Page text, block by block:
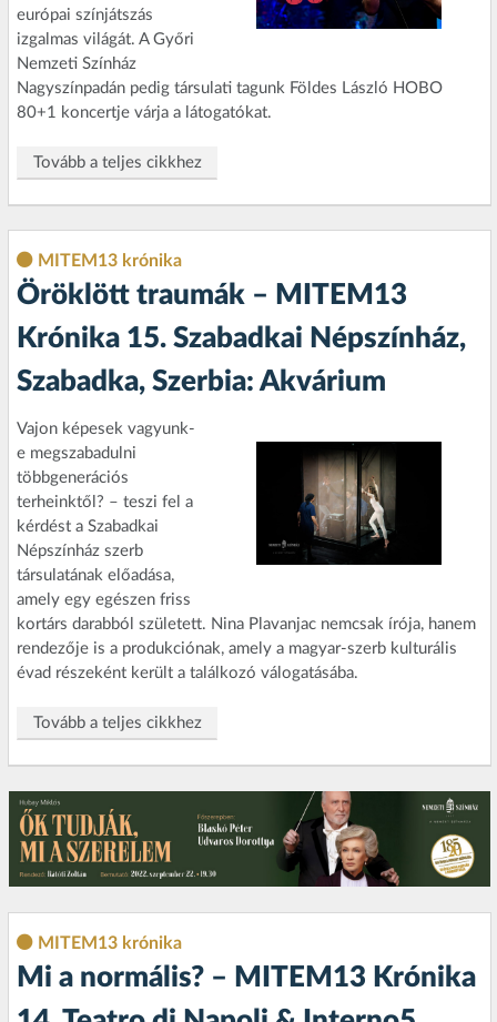
európai színjátszás
izgalmas világát. A Győri
Nemzeti Színház
Nagyszínpadán pedig társulati tagunk Földes László HOBO
80+1 koncertje várja a látogatókat.
Tovább a teljes cikkhez
MITEM13 krónika
Öröklött traumák – MITEM13
Krónika 15. Szabadkai Népszínház,
Szabadka, Szerbia: Akvárium
Vajon képesek vagyunk-
e megszabadulni
többgenerációs
terheinktől? – teszi fel a
kérdést a Szabadkai
Népszínház szerb
társulatának előadása,
amely egy egészen friss
kortárs darabból született. Nina Plavanjac nemcsak írója, hanem
rendezője is a produkciónak, amely a magyar-szerb kulturális
évad részeként került a találkozó válogatásába.
Tovább a teljes cikkhez
MITEM13 krónika
Mi a normális? – MITEM13 Krónika